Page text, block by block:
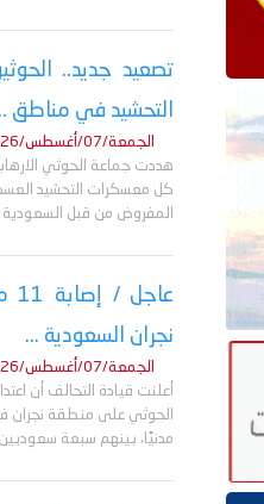
تصعيد جديد..
التحشيد في مناطق
الجمعة/07/أغسطس/2026 - 08:36 م
هددت جماعة الحوثي
كل معسكرات التحشيد
المفروض من قبل
نجران السعودية ...
الجمعة/07/أغسطس/2026 - 12:38 ص
أعلنت قيادة التحالف أن
مدنيًا، بينهم سبعة